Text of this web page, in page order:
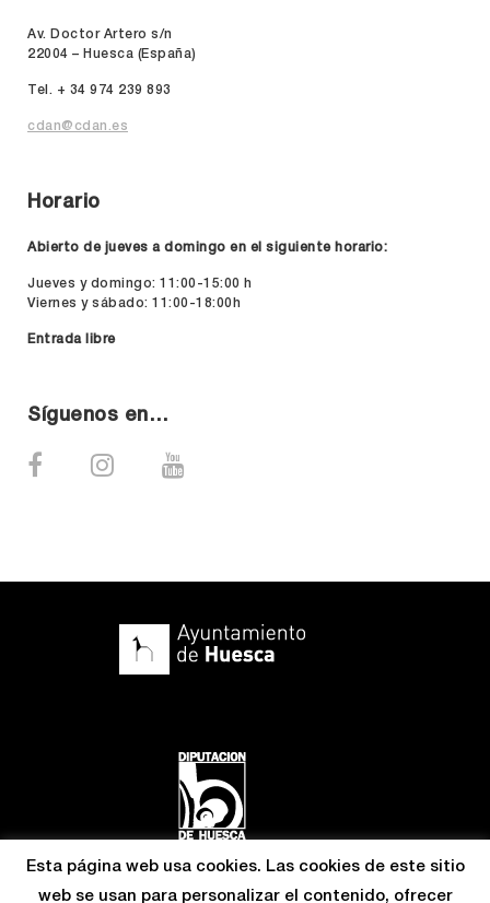
Av. Doctor Artero s/n
22004 – Huesca (España)
Tel. + 34 974 239 893
cdan@cdan.es
Horario
Abierto de jueves a domingo en el siguiente horario:
Jueves y domingo: 11:00-15:00 h
Viernes y sábado: 11:00-18:00h
Entrada libre
Síguenos en…
Esta página web usa cookies. Las cookies de este sitio
web se usan para personalizar el contenido, ofrecer